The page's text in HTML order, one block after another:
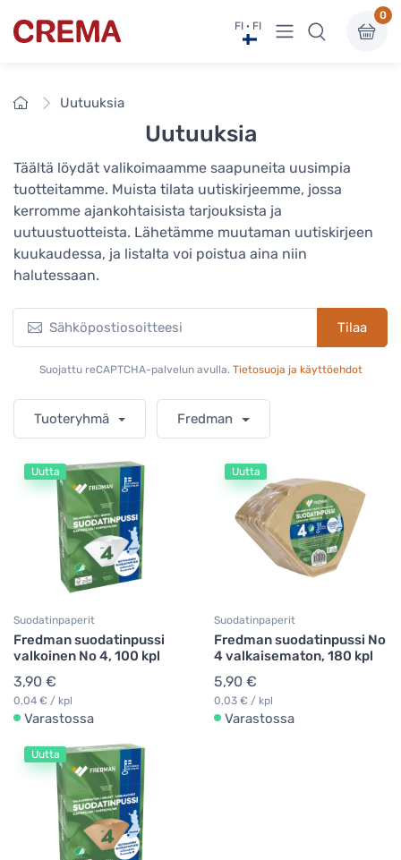
Crema FI · FI Näytä valikko
0
EtusivuUutuuksia
Uutuuksia
Täältä löydät valikoimaamme saapuneita uusimpia
tuotteitamme. Muista tilata uutiskirjeemme, jossa
kerromme ajankohtaisista tarjouksista ja
uutuustuotteista. Lähetämme muutaman uutiskirjeen
kuukaudessa, ja listalta voi poistua aina niin
halutessaan.
Tilaa
Suojattu reCAPTCHA-palvelun avulla. Tietosuoja ja käyttöehdot
Tuoteryhmä Fredman
Uutta
Suodatinpaperit
Fredman suodatinpussi
valkoinen No 4, 100 kpl
3,90 €
0,04 € / kpl
Varastossa
Uutta
Suodatinpaperit
Fredman suodatinpussi No
4 valkaisematon, 180 kpl
5,90 €
0,03 € / kpl
Varastossa
Uutta